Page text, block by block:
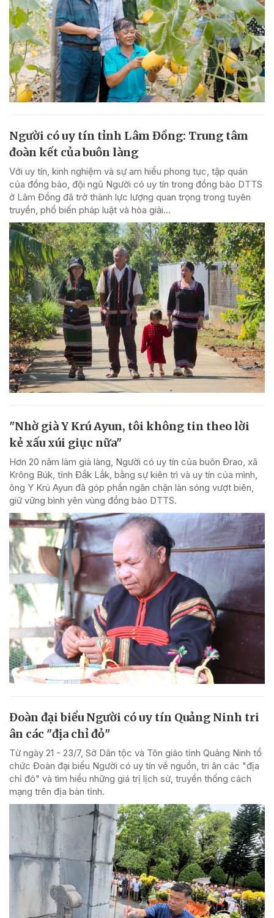
Người có uy tín tỉnh Lâm Đồng: Trung tâm
đoàn kết của buôn làng
Với uy tín, kinh nghiệm và sự am hiểu phong tục, tập quán
của đồng bào, đội ngũ Người có uy tín trong đồng bào DTTS
ở Lâm Đồng đã trở thành lực lượng quan trọng trong tuyên
truyền, phổ biến pháp luật và hòa giải...
"Nhờ già Y Krú Ayun, tôi không tin theo lời
kẻ xấu xúi giục nữa"
Hơn 20 năm làm già làng, Người có uy tín của buôn Đrao, xã
Krông Búk, tỉnh Đắk Lắk, bằng sự kiên trì và uy tín của mình,
ông Y Krú Ayun đã góp phần ngăn chặn làn sóng vượt biên,
giữ vững bình yên vùng đồng bào DTTS.
Đoàn đại biểu Người có uy tín Quảng Ninh tri
ân các "địa chỉ đỏ"
Từ ngày 21 - 23/7, Sở Dân tộc và Tôn giáo tỉnh Quảng Ninh tổ
chức Đoàn đại biểu Người có uy tín về nguồn, tri ân các "địa
chỉ đỏ" và tìm hiểu những giá trị lịch sử, truyền thống cách
mạng trên địa bàn tỉnh.